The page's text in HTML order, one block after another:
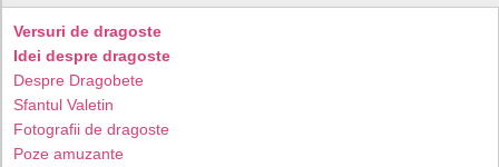
Versuri de dragoste
Idei despre dragoste
Despre Dragobete
Sfantul Valetin
Fotografii de dragoste
Poze amuzante